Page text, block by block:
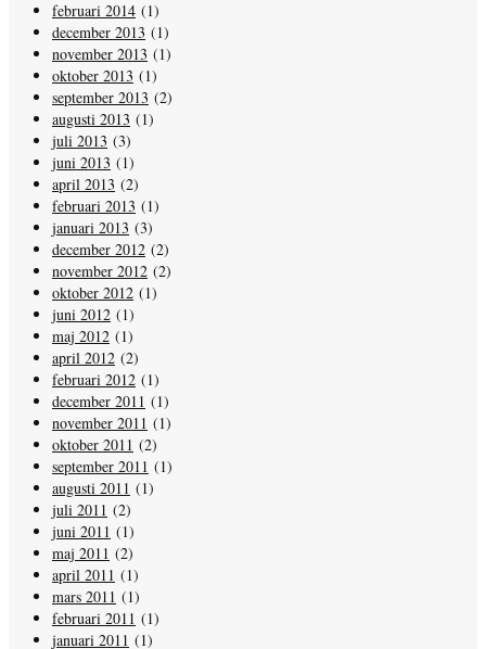
februari 2014 (1)
december 2013 (1)
november 2013 (1)
oktober 2013 (1)
september 2013 (2)
augusti 2013 (1)
juli 2013 (3)
juni 2013 (1)
april 2013 (2)
februari 2013 (1)
januari 2013 (3)
december 2012 (2)
november 2012 (2)
oktober 2012 (1)
juni 2012 (1)
maj 2012 (1)
april 2012 (2)
februari 2012 (1)
december 2011 (1)
november 2011 (1)
oktober 2011 (2)
september 2011 (1)
augusti 2011 (1)
juli 2011 (2)
juni 2011 (1)
maj 2011 (2)
april 2011 (1)
mars 2011 (1)
februari 2011 (1)
januari 2011 (1)